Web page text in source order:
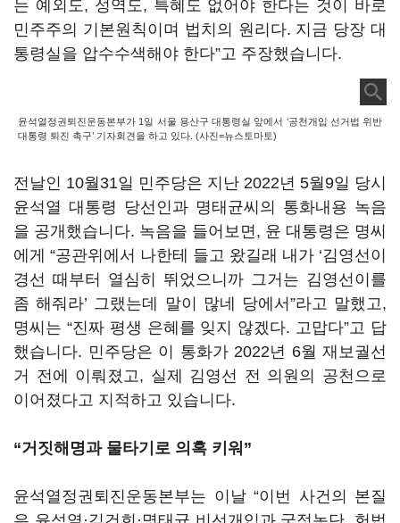
는 예외도, 성역도, 특혜도 없어야 한다는 것이 바로
민주주의 기본원칙이며 법치의 원리다. 지금 당장 대
통령실을 압수수색해야 한다”고 주장했습니다.
윤석열정권퇴진운동본부가 1일 서울 용산구 대통령실 앞에서 ‘공천개입 선거법 위반
대통령 퇴진 촉구’ 기자회견을 하고 있다. (사진=뉴스토마토)
전날인 10월31일 민주당은 지난 2022년 5월9일 당시
윤석열 대통령 당선인과 명태균씨의 통화내용 녹음
을 공개했습니다. 녹음을 들어보면, 윤 대통령은 명씨
에게 “공관위에서 나한테 들고 왔길래 내가 ‘김영선이
경선 때부터 열심히 뛰었으니까 그거는 김영선이를
좀 해줘라’ 그랬는데 말이 많네 당에서”라고 말했고,
명씨는 “진짜 평생 은혜를 잊지 않겠다. 고맙다”고 답
했습니다. 민주당은 이 통화가 2022년 6월 재보궐선
거 전에 이뤄졌고, 실제 김영선 전 의원의 공천으로
이어졌다고 지적하고 있습니다.
“거짓해명과 물타기로 의혹 키워”
윤석열정권퇴진운동본부는 이날 “이번 사건의 본질